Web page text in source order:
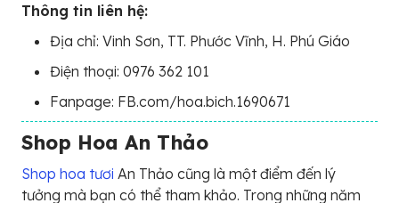
Thông tin liên hệ:
Địa chỉ: Vinh Sơn, TT. Phước Vĩnh, H. Phú Giáo
Điện thoại: 0976 362 101
Fanpage: FB.com/hoa.bich.1690671
Shop Hoa An Thảo
Shop hoa tươi An Thảo cũng là một điểm đến lý
tưởng mà bạn có thể tham khảo. Trong những năm